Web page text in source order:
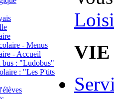
- Menus
- Accueil
bus : "Ludobus"
: "Les P'tits
VIE